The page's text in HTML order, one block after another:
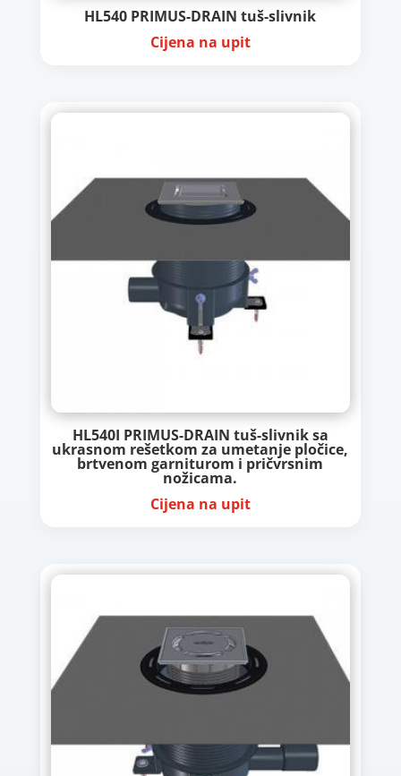
HL540 PRIMUS-DRAIN tuš-slivnik
Cijena na upit
HL540I PRIMUS-DRAIN tuš-slivnik sa
ukrasnom rešetkom za umetanje pločice,
brtvenom garniturom i pričvrsnim
nožicama.
Cijena na upit